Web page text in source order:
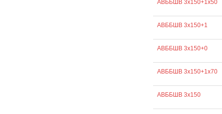
АВББШВ 3х150+1х50
АВББШВ 3х150+1
АВББШВ 3х150+0
АВББШВ 3х150+1х70
АВББШВ 3х150